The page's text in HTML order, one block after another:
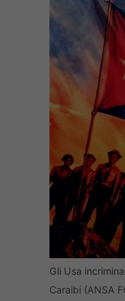
Gli Usa
Caraibi (ANSA